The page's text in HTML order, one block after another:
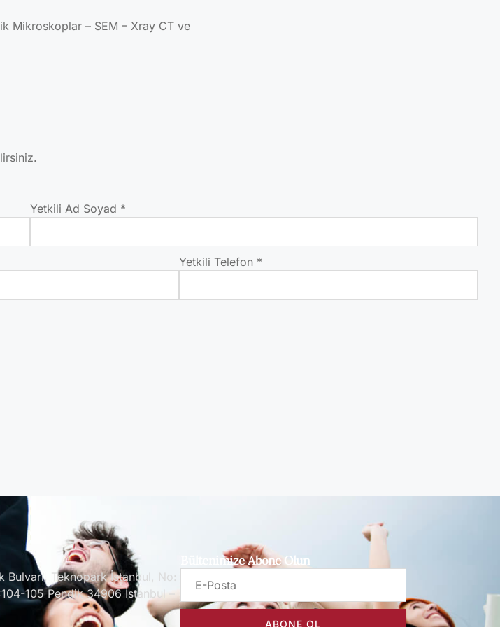
Mikroskoplar – SEM – Xray CT ve
Yetkili Ad Soyad *
Yetkili Telefon *
Bulvarı, Teknopark İstanbul, No:
105 Pendik 34906 İstanbul –
Bültenimize Abone Olun
ABONE OL